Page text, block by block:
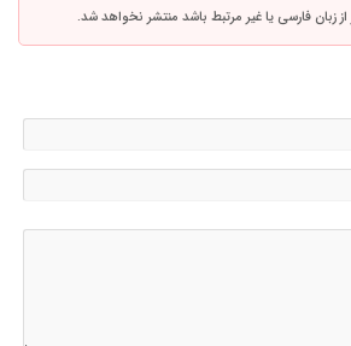
از زبان فارسی یا غیر مرتبط باشد منتشر نخواهد شد.